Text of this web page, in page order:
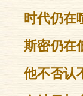
时代仍在
斯密仍在
他不否认